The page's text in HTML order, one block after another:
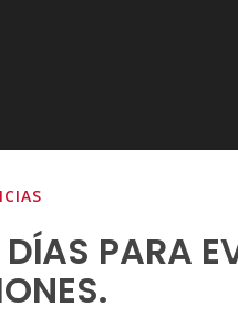
PARA